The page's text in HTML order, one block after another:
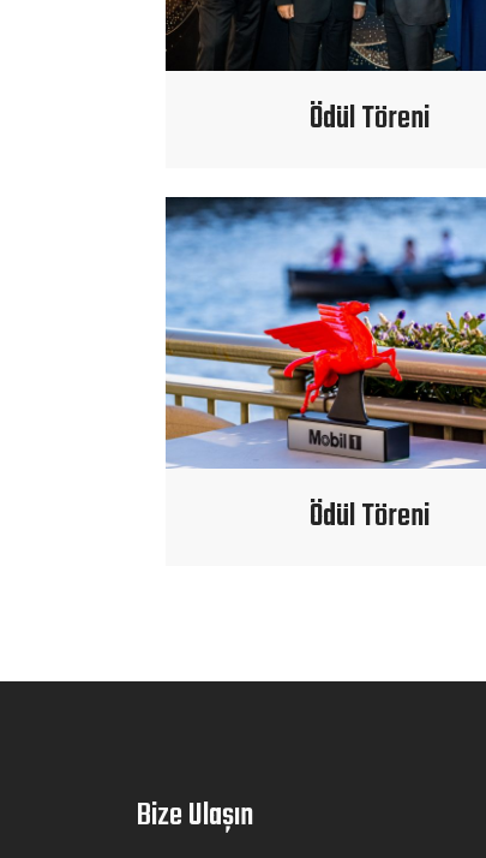
Ödül Töreni
Ödül Töreni
Bize Ulaşın